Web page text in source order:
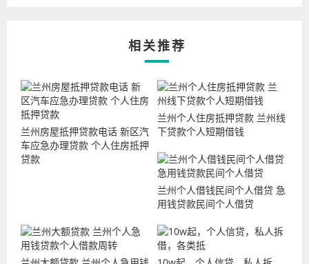
相关推荐
兰州房屋抵押贷款电话 新区汽
车应急办理贷款 个人住房抵押
贷款
兰州个人住房抵押贷款 兰州线
下贷款个人短期借钱
兰州个人借钱民间个人借贷 急
用钱贷款民间个人借贷